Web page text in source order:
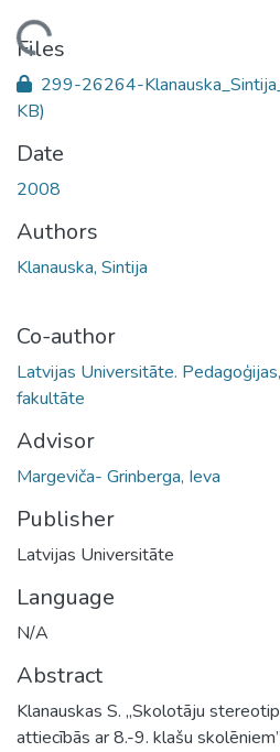
Files
299-26264-
KB)
Date
2008
Authors
Klanauska, Sintija
Co-author
Latvijas Universitāte.
fakultāte
Advisor
Margeviča- Grinberga, Ieva
Publisher
Latvijas Universitāte
Language
N/A
Abstract
Klanauskas S. „Skolotāju
attiecībās ar 8.-9. klašu skolēniem”